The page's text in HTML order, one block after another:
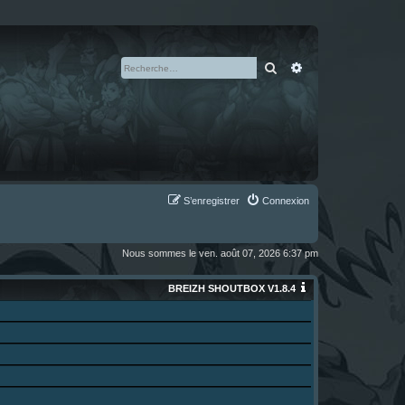
Rechercher
Connexion
S’enregistrer
Nous sommes le ven. août 07, 2026 6:37 pm
BREIZH SHOUTBOX V1.8.4